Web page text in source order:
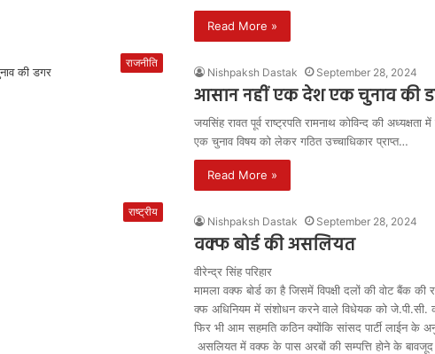
Read More »
राजनीति
Nishpaksh Dastak September 28, 2024
आसान नहीं एक देश एक चुनाव की
जयसिंह रावत पूर्व राष्ट्रपति रामनाथ कोविन्द की अध्यक्षता
एक चुनाव विषय को लेकर गठित उच्चाधिकार प्राप्त…
Read More »
राष्ट्रीय
Nishpaksh Dastak September 28, 2024
वक्फ बोर्ड की असलियत
वीरेन्द्र सिंह परिहार
मामला वक्फ बोर्ड का है जिसमें विपक्षी दलों की वोट बैंक
क्फ अधिनियम में संशोधन करने वाले विधेयक को जे.पी.सी.
फिर भी आम सहमति कठिन क्योंकि सांसद पार्टी लाईन के
असलियत में वक्फ के पास अरबों की सम्पत्ति होने के